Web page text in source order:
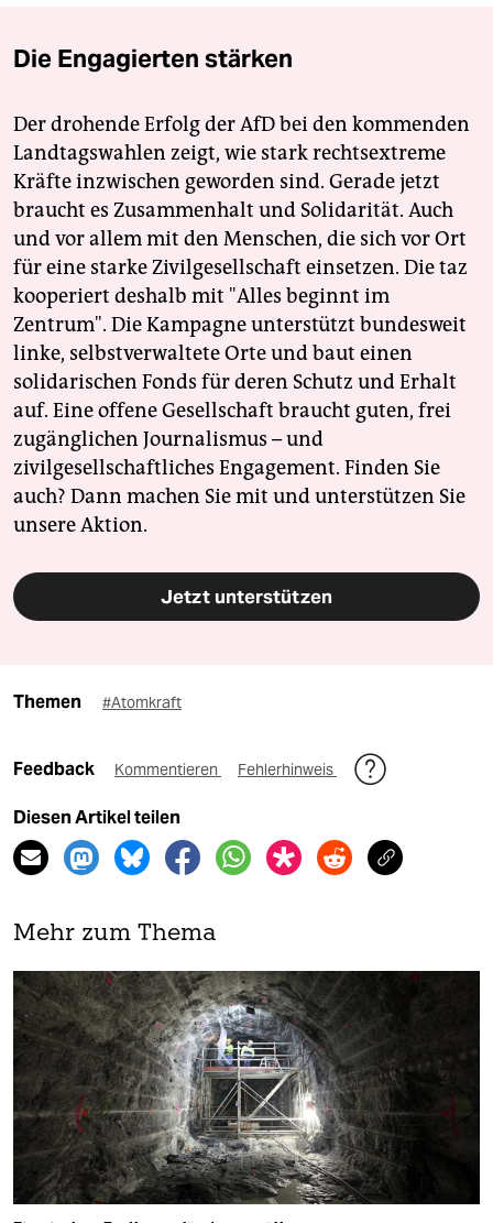
Die Engagierten stärken
Der drohende Erfolg der AfD bei den kommenden
Landtagswahlen zeigt, wie stark rechtsextreme
Kräfte inzwischen geworden sind. Gerade jetzt
braucht es Zusammenhalt und Solidarität. Auch
und vor allem mit den Menschen, die sich vor Ort
für eine starke Zivilgesellschaft einsetzen. Die taz
kooperiert deshalb mit "Alles beginnt im
Zentrum". Die Kampagne unterstützt bundesweit
linke, selbstverwaltete Orte und baut einen
solidarischen Fonds für deren Schutz und Erhalt
auf. Eine offene Gesellschaft braucht guten, frei
zugänglichen Journalismus – und
zivilgesellschaftliches Engagement. Finden Sie
auch? Dann machen Sie mit und unterstützen Sie
unsere Aktion.
Jetzt unterstützen
Themen #Atomkraft
Feedback Kommentieren Fehlerhinweis
Diesen Artikel teilen
Mehr zum Thema